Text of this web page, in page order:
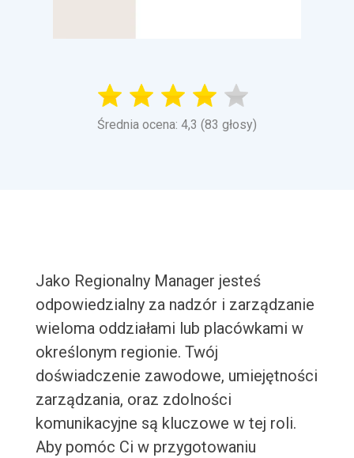
Średnia ocena: 4,3 (83 głosy)
Jako Regionalny Manager jesteś
odpowiedzialny za nadzór i zarządzanie
wieloma oddziałami lub placówkami w
określonym regionie. Twój
doświadczenie zawodowe, umiejętności
zarządzania, oraz zdolności
komunikacyjne są kluczowe w tej roli.
Aby pomóc Ci w przygotowaniu